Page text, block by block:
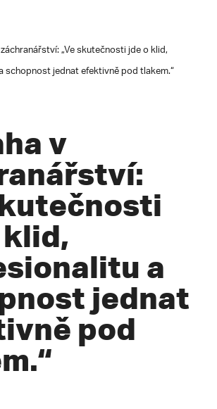
„Ve skutečnosti jde o klid,
schopnost jednat efektivně pod tlakem.“
v
klid,
a
jednat
pod